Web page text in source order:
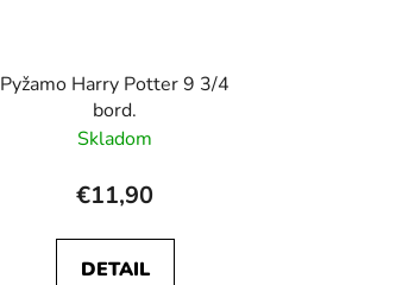
Pyžamo Harry Potter 9 3/4
bord.
Skladom
€11,90
DETAIL